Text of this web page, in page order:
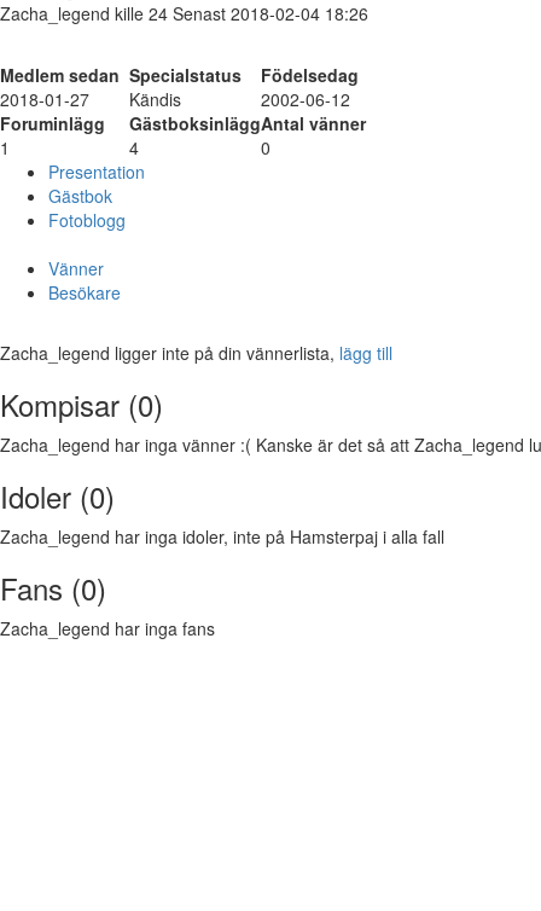
Zacha_legend kille 24 Senast 2018-02-04 18:26
Medlem sedan Specialstatus
Födelsedag
2018-01-27
Kändis
2002-06-12
Foruminlägg
GästboksinläggAntal vänner
1
4
0
Presentation
Gästbok
Fotoblogg
Vänner
Besökare
Zacha_legend ligger inte på din vännerlista, lägg till
Kompisar (0)
Zacha_legend har inga vänner :( Kanske är det så att Zacha_legend
Idoler (0)
Zacha_legend har inga idoler, inte på Hamsterpaj i alla fall
Fans (0)
Zacha_legend har inga fans